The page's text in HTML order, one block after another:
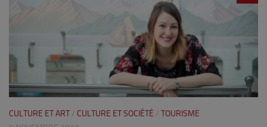
CULTURE ET ART / CULTURE ET SOCIÉTÉ / TOURISME